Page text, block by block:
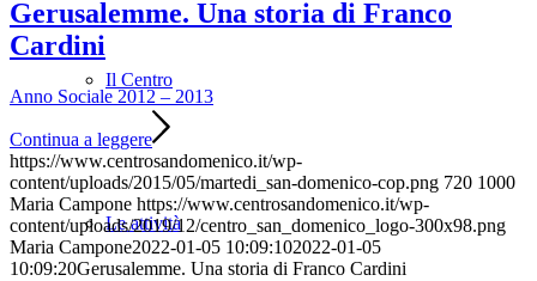
Il Centro
Le attività
Gerusalemme. Una storia di Franco
Cardini
Anno Sociale 2012 – 2013
Continua a leggere
https://www.centrosandomenico.it/wp-
content/uploads/2015/05/martedi_san-domenico-cop.png 720 1000
Maria Campone https://www.centrosandomenico.it/wp-
content/uploads/2019/12/centro_san_domenico_logo-300x98.png
Maria Campone2022-01-05 10:09:102022-01-05
10:09:20Gerusalemme. Una storia di Franco Cardini